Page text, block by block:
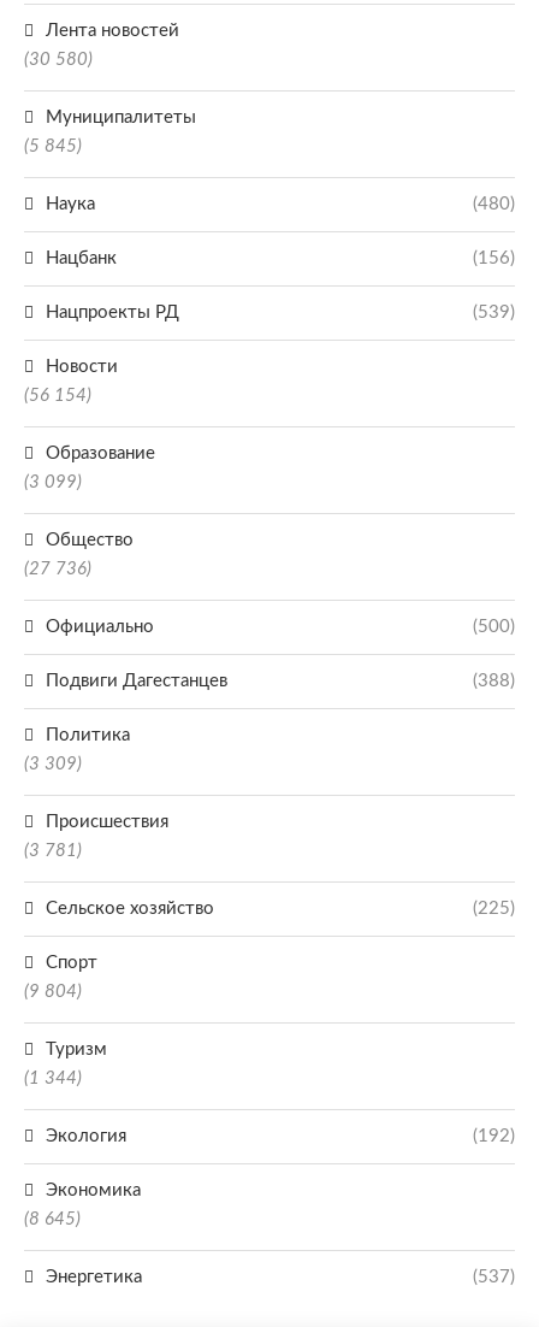
Лента новостей
(30 580)
Муниципалитеты
(5 845)
Наука (480)
Нацбанк (156)
Нацпроекты РД (539)
Новости
(56 154)
Образование
(3 099)
Общество
(27 736)
Официально (500)
Подвиги Дагестанцев (388)
Политика
(3 309)
Происшествия
(3 781)
Сельское хозяйство (225)
Спорт
(9 804)
Туризм
(1 344)
Экология (192)
Экономика
(8 645)
Энергетика (537)